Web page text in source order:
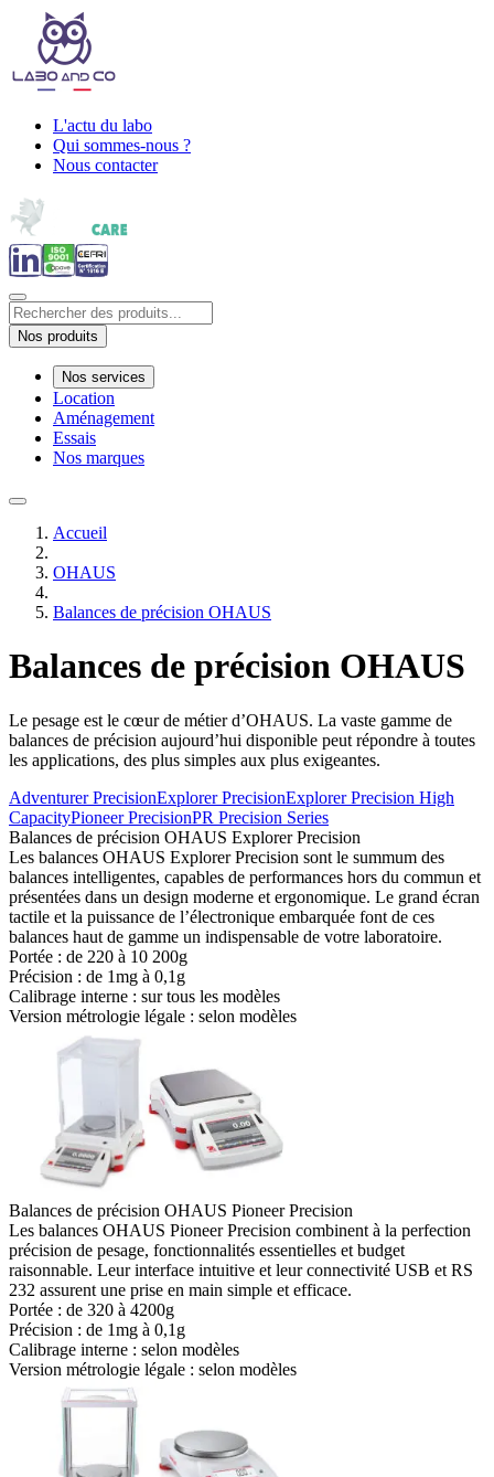
L'actu du labo
Qui sommes-nous ?
Nous contacter
Nos produits
Nos services
Location
Aménagement
Essais
Nos marques
Accueil
OHAUS
Balances de précision OHAUS
Balances de précision OHAUS
Le pesage est le cœur de métier d’OHAUS. La vaste gamme de
balances de précision aujourd’hui disponible peut répondre à toutes
les applications, des plus simples aux plus exigeantes.
Adventurer PrecisionExplorer PrecisionExplorer Precision High
CapacityPioneer PrecisionPR Precision Series
Balances de précision OHAUS Explorer Precision
Les balances OHAUS Explorer Precision sont le summum des
balances intelligentes, capables de performances hors du commun et
présentées dans un design moderne et ergonomique. Le grand écran
tactile et la puissance de l’électronique embarquée font de ces
balances haut de gamme un indispensable de votre laboratoire.
Portée : de 220 à 10 200g
Précision : de 1mg à 0,1g
Calibrage interne : sur tous les modèles
Version métrologie légale : selon modèles
Balances de précision OHAUS Pioneer Precision
Les balances OHAUS Pioneer Precision combinent à la perfection
précision de pesage, fonctionnalités essentielles et budget
raisonnable. Leur interface intuitive et leur connectivité USB et RS
232 assurent une prise en main simple et efficace.
Portée : de 320 à 4200g
Précision : de 1mg à 0,1g
Calibrage interne : selon modèles
Version métrologie légale : selon modèles